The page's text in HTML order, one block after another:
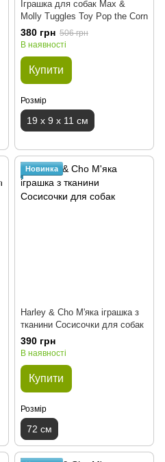
Іграшка для собак Max &
Molly Tuggles Toy Pop the Corn
380 грн 506 грн
В наявності
Купити
Розмір
19 x 9 x 11 см
Новинка
Harley & Cho М'яка іграшка з
тканини Сосисочки для собак
390 грн
В наявності
Купити
Розмір
72 см